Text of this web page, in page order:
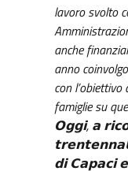
lavoro svolto
anche
anno
con
famiglie su
𝗢𝗴𝗴𝗶, 𝗮
𝗱𝗶 𝗖𝗮𝗽𝗮𝗰𝗶